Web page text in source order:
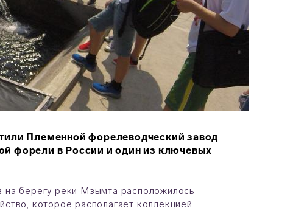
Племенной форелеводческий завод
форели в России и один из ключевых
берегу реки Мзымта расположилось
которое располагает коллекцией